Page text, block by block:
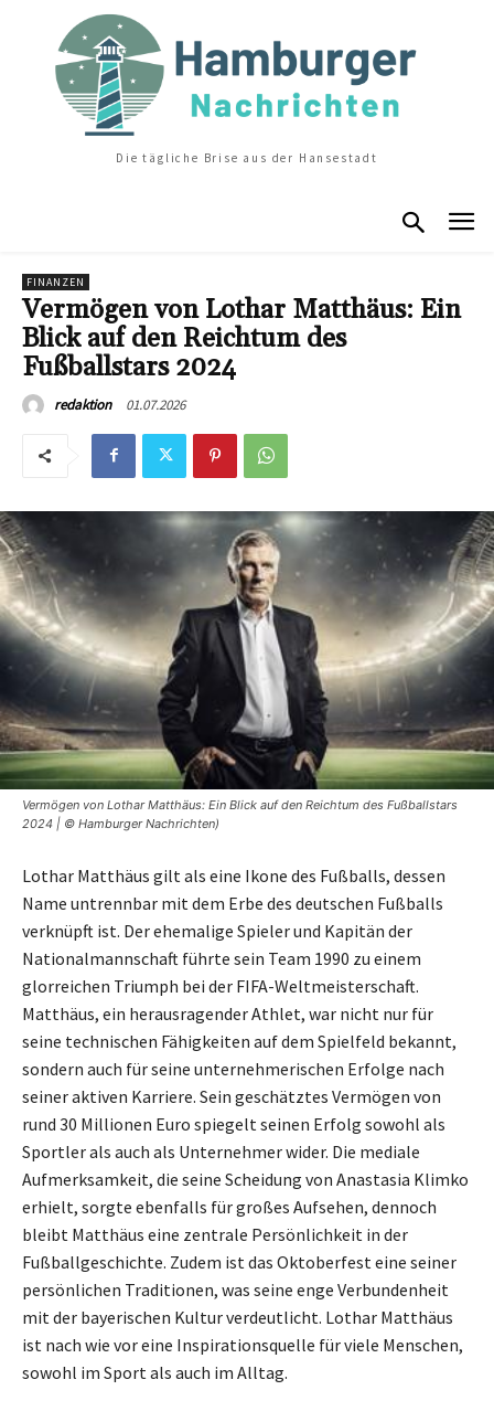
Die tägliche Brise aus der Hansestadt
FINANZEN
Vermögen von Lothar Matthäus: Ein
Blick auf den Reichtum des
Fußballstars 2024
redaktion 01.07.2026
Vermögen von Lothar Matthäus: Ein Blick auf den Reichtum des Fußballstars
2024 | © Hamburger Nachrichten)
Lothar Matthäus gilt als eine Ikone des Fußballs, dessen
Name untrennbar mit dem Erbe des deutschen Fußballs
verknüpft ist. Der ehemalige Spieler und Kapitän der
Nationalmannschaft führte sein Team 1990 zu einem
glorreichen Triumph bei der FIFA-Weltmeisterschaft.
Matthäus, ein herausragender Athlet, war nicht nur für
seine technischen Fähigkeiten auf dem Spielfeld bekannt,
sondern auch für seine unternehmerischen Erfolge nach
seiner aktiven Karriere. Sein geschätztes Vermögen von
rund 30 Millionen Euro spiegelt seinen Erfolg sowohl als
Sportler als auch als Unternehmer wider. Die mediale
Aufmerksamkeit, die seine Scheidung von Anastasia Klimko
erhielt, sorgte ebenfalls für großes Aufsehen, dennoch
bleibt Matthäus eine zentrale Persönlichkeit in der
Fußballgeschichte. Zudem ist das Oktoberfest eine seiner
persönlichen Traditionen, was seine enge Verbundenheit
mit der bayerischen Kultur verdeutlicht. Lothar Matthäus
ist nach wie vor eine Inspirationsquelle für viele Menschen,
sowohl im Sport als auch im Alltag.